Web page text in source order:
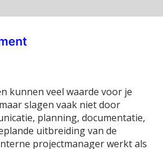
kunnen veel waarde voor je
slagen vaak niet door
planning, documentatie,
uitbreiding van de
projectmanager werkt als